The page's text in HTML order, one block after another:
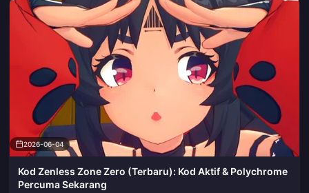
2026-06-04
Kod Zenless Zone Zero (Terbaru): Kod Aktif & Polychrome
Percuma Sekarang